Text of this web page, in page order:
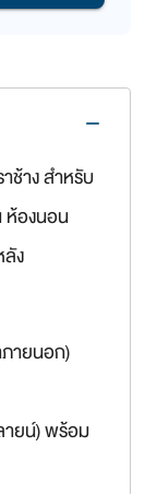
remove
ช้าง สำหรับ
ห้องนอน
ง
ายนอก)
ายน์) พร้อม